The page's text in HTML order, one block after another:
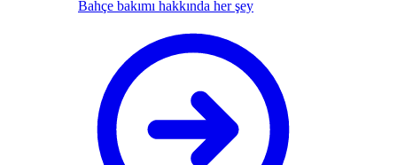
Bahçe bakımı hakkında her şey